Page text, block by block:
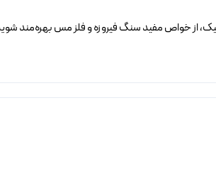
شیک، از خواص مفید سنگ فیروزه و فلز مس بهره‌مند